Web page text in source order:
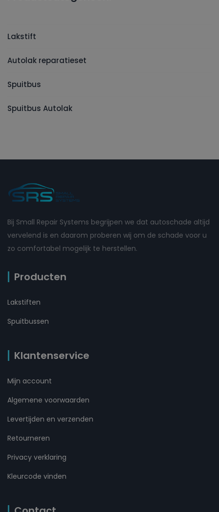
Lakstift
Autolak reparatieset
Spuitbus
Spuitbus Autolak
Bij Small Repair Systems begrijpen we dat autoschade altijd
vervelend is en daarom proberen wij om de schade voor u
zo comfortabel mogelijk te herstellen.
Producten
Lakstiften
Spuitbussen
Klantenservice
Mijn account
Algemene voorwaarden
Levertijden en verzenden
Retourneren
Privacy verklaring
Kleurcode vinden